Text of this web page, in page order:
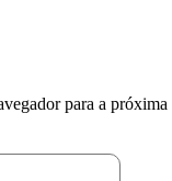
para a próxima